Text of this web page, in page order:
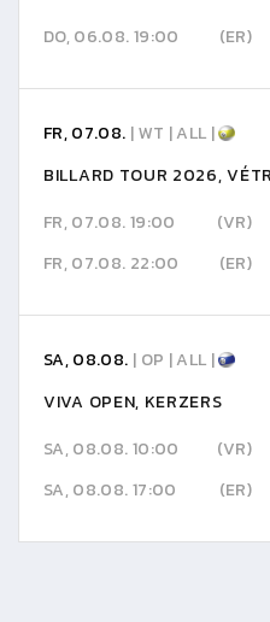
DO, 06.08. 19:00
(ER)
FR, 07.08. | WT | ALL |
BILLARD TOUR 2026,
FR, 07.08. 19:00
(VR)
FR, 07.08. 22:00
(ER)
SA, 08.08. | OP | ALL |
VIVA OPEN, KERZERS
SA, 08.08. 10:00
(VR)
SA, 08.08. 17:00
(ER)